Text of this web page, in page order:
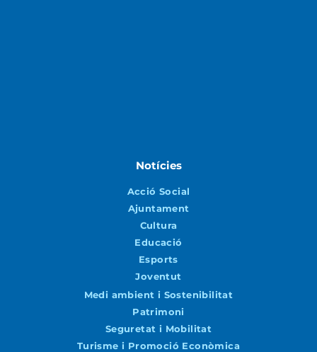
Notícies
Acció Social
Ajuntament
Cultura
Educació
Esports
Joventut
Medi ambient i Sostenibilitat
Patrimoni
Seguretat i Mobilitat
Turisme i Promoció Econòmica